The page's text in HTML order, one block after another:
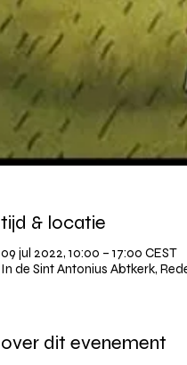
tijd & locatie
09 jul 2022, 10:00 – 17:00 CEST
In de Sint Antonius Abtkerk,
over dit evenement